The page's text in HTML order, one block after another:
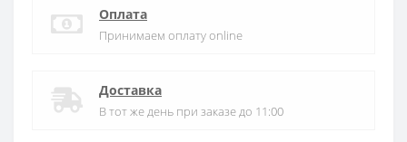
Оплата
Принимаем оплату online
Доставка
В тот же день при заказе до 11:00